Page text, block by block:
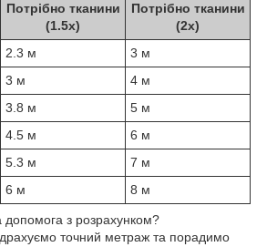
Потрібно тканини
(1.5x)
Потрібно тканини
(2x)
2.3 м
3 м
3 м
4 м
3.8 м
5 м
4.5 м
6 м
5.3 м
7 м
6 м 8 м
допомога з розрахунком?
точний метраж та порадимо